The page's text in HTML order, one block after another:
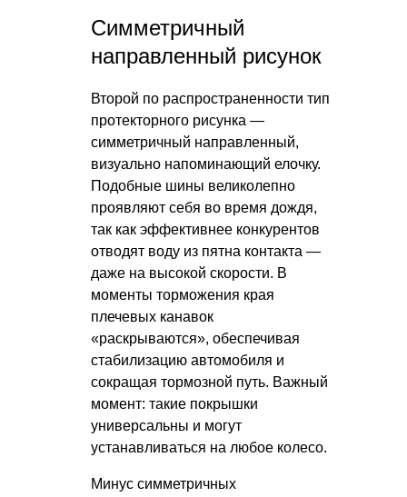
Симметричный
направленный рисунок
Второй по распространенности тип
протекторного рисунка —
симметричный направленный,
визуально напоминающий елочку.
Подобные шины великолепно
проявляют себя во время дождя,
так как эффективнее конкурентов
отводят воду из пятна контакта —
даже на высокой скорости. В
моменты торможения края
плечевых канавок
«раскрываются», обеспечивая
стабилизацию автомобиля и
сокращая тормозной путь. Важный
момент: такие покрышки
универсальны и могут
устанавливаться на любое колесо.
Минус симметричных